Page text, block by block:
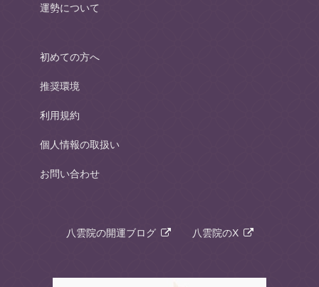
運勢について
初めての方へ
推奨環境
利用規約
個人情報の取扱い
お問い合わせ
八雲院の開運ブログ 八雲院のX